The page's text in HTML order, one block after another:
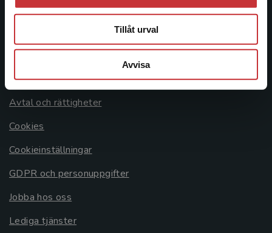
Tillåt urval
Avvisa
Systemkrav
Allmänna länkar
Om oss
Avtal och rättigheter
Cookies
Cookieinställningar
GDPR och personuppgifter
Jobba hos oss
Lediga tjänster